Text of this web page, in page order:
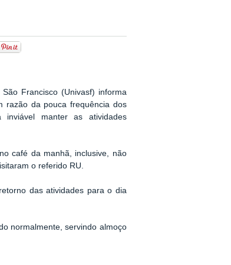
Francisco (Univasf) informa
razão da pouca frequência dos
manter as atividades
café da manhã, inclusive, não
o referido RU.
das atividades para o dia
normalmente, servindo almoço